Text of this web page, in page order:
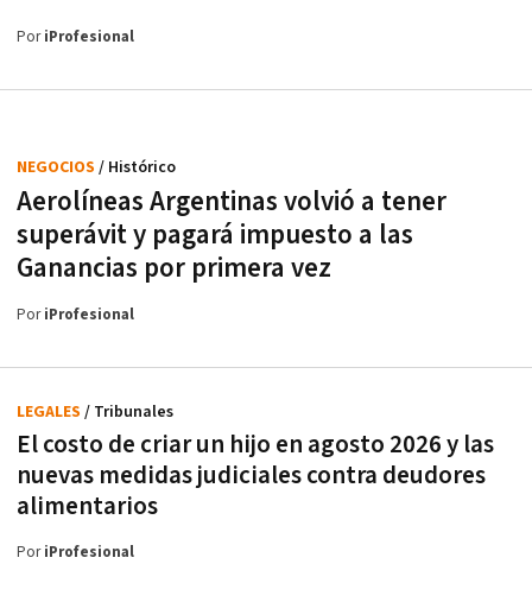
PoriProfesional
Aerolíneas Argentinas volvió a tener
superávit y pagará impuesto a las
Ganancias por primera vez
NEGOCIOS / Histórico
PoriProfesional
El costo de criar un hijo en agosto 2026 y las
nuevas medidas judiciales contra deudores
alimentarios
LEGALES / Tribunales
PoriProfesional